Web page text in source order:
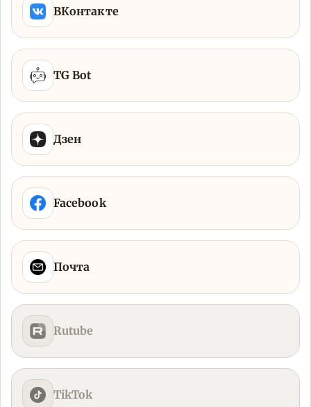
ВКонтакте
TG Bot
Дзен
Facebook
Почта
Rutube
TikTok